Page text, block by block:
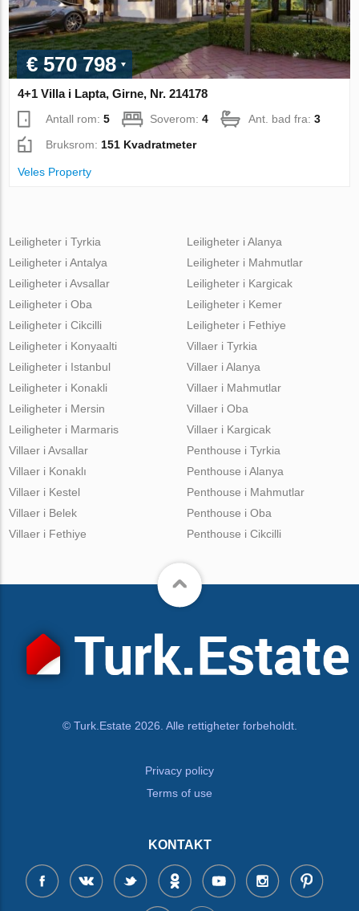
€ 570 798
4+1 Villa i Lapta, Girne, Nr. 214178
Antall rom:5 Soverom:4 Ant. bad fra:3
Bruksrom: 151 Kvadratmeter
Veles Property
Leiligheter i Tyrkia
Leiligheter i Antalya
Leiligheter i Avsallar
Leiligheter i Oba
Leiligheter i Cikcilli
Leiligheter i Alanya
Leiligheter i Mahmutlar
Leiligheter i Kargicak
Leiligheter i Kemer
Leiligheter i Fethiye
Leiligheter i Konyaalti
Leiligheter i Istanbul
Leiligheter i Konakli
Leiligheter i Mersin
Leiligheter i Marmaris
Villaer i Tyrkia
Villaer i Alanya
Villaer i Mahmutlar
Villaer i Oba
Villaer i Kargicak
Villaer i Avsallar
Villaer i Konaklı
Villaer i Kestel
Villaer i Belek
Villaer i Fethiye
Penthouse i Tyrkia
Penthouse i Alanya
Penthouse i Mahmutlar
Penthouse i Oba
Penthouse i Cikcilli
© Turk.Estate 2026. Alle rettigheter forbeholdt.
Privacy policy
Terms of use
KONTAKT